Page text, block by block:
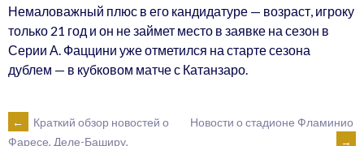
Немаловажный плюс в его кандидатуре — возраст, игроку
только 21 год и он не займет место в заявке на сезон в
Серии А. Фаццини уже отметился на старте сезона
дублем — в кубковом матче с Катанзаро.
POST
←
Краткий обзор новостей о
Фаресе, Деле-Баширу,
Новости о стадионе Фламинио
→